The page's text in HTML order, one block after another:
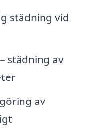
städning vid
städning av
av